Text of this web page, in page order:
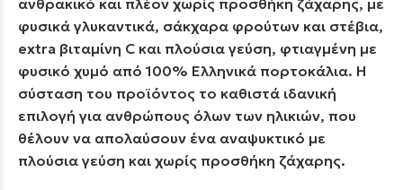
φυσικά γλυκαντικά, σάκχαρα φρούτων και στέβια,
extra βιταμίνη C και πλούσια γεύση, φτιαγμένη με
φυσικό χυμό από 100% Ελληνικά πορτοκάλια. Η
σύσταση του προϊόντος το καθιστά ιδανική
επιλογή για ανθρώπους όλων των ηλικιών, που
θέλουν να απολαύσουν ένα αναψυκτικό με
πλούσια γεύση και χωρίς προσθήκη ζάχαρης.